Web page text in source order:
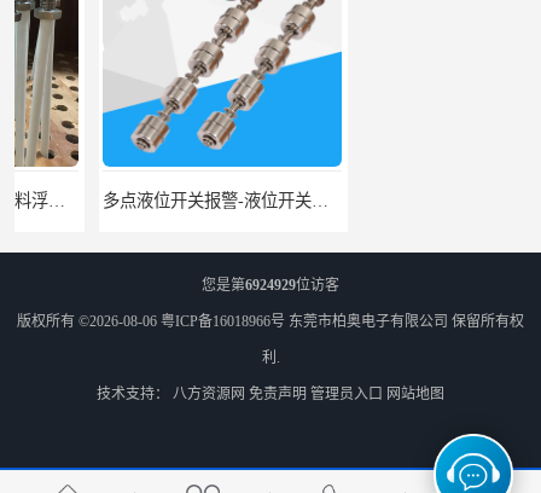
多点液位开关报警-液位开关公司-柏奥
您是第6924929位访客
版权所有 ©2026-08-06 粤ICP备16018966号 东莞市柏奥电子有限公司 保留所有权
利.
技术支持： 八方资源网 免责声明 管理员入口 网站地图